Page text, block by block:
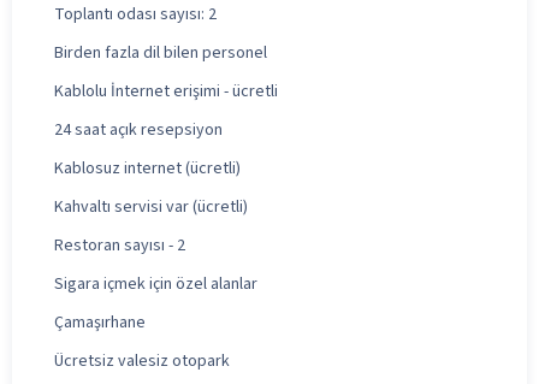
Toplantı odası sayısı: 2
Birden fazla dil bilen personel
Kablolu İnternet erişimi - ücretli
24 saat açık resepsiyon
Kablosuz internet (ücretli)
Kahvaltı servisi var (ücretli)
Restoran sayısı - 2
Sigara içmek için özel alanlar
Çamaşırhane
Ücretsiz valesiz otopark